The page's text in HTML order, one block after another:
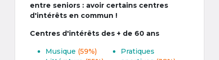
entre seniors : avoir certains centres
d'intérêts en commun !
Centres d'intérêts des + de 60 ans
Musique (59%)
Pratiques